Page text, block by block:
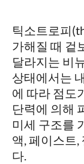
틱소트로피
가해질 때 겉
달라지는 비
상태에서는
에 따라 점도
단력에 의해
미세 구조를
액, 페이스트,
다.